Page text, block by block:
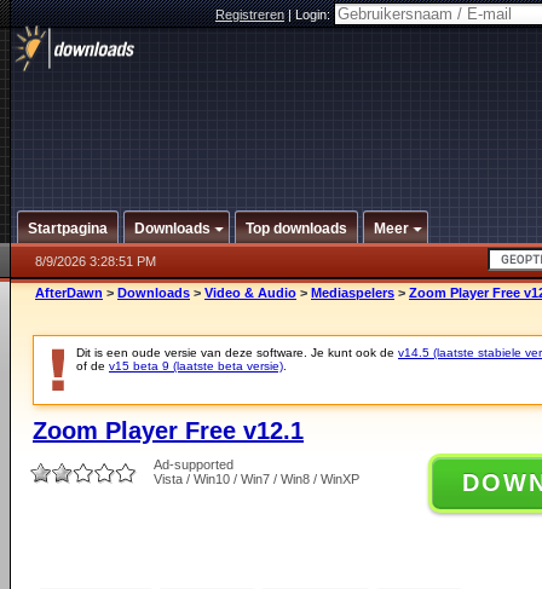
Registreren|Login:
Startpagina Downloads Top downloads Meer
8/9/2026 3:28:51 PM
AfterDawn > Downloads > Video & Audio > Mediaspelers > Zoom Player Free
Dit is een oude versie van deze software. Je kunt ook de v14.5 (laatste stabiele
of de v15 beta 9 (laatste beta versie)
Zoom Player Free v12.1
Ad-supported
Vista / Win10 / Win7 / Win8 / WinXP